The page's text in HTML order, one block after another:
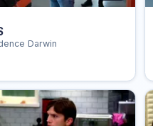
Darwin